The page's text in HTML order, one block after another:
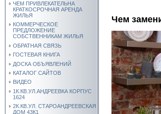
ЧЕМ ПРИВЛЕКАТЕЛЬНА
КРАТКОСРОЧНАЯ АРЕНДА
ЖИЛЬЯ
КОММЕРЧЕСКОЕ
ПРЕДЛОЖЕНИЕ
СОБСТВЕННИКАМ ЖИЛЬЯ
ОБРАТНАЯ СВЯЗЬ
ГОСТЕВАЯ КНИГА
ДОСКА ОБЪЯВЛЕНИЙ
КАТАЛОГ САЙТОВ
ВИДЕО
1К.КВ.УЛ.АНДРЕЕВКА КОРПУС
1624
2К.КВ.УЛ. СТАРОАНДРЕЕВСКАЯ
ДОМ 43К1
Чем